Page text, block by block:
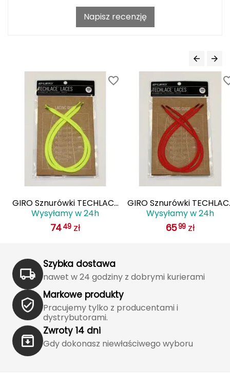
HAGLÖFS
HMS PREMIUM
Hanwag
Hoka
IGLOO
INNY
Icebreaker
Napisz recenzję
GIRO Sznurówki TECHLACE
LACES żółty
Wysyłamy w 24h
7449 zł
GIRO Sznurówki
LACES czerwony
Wysyłamy w 24h
6599 zł
Szybka dostawa
nawet w 24 godziny z dobrymi kurierami
Markowe produkty
Pracujemy tylko z producentami i
dystrybutorami.
Zwroty 14 dni
Gdy dokonasz niewłaściwego wyboru